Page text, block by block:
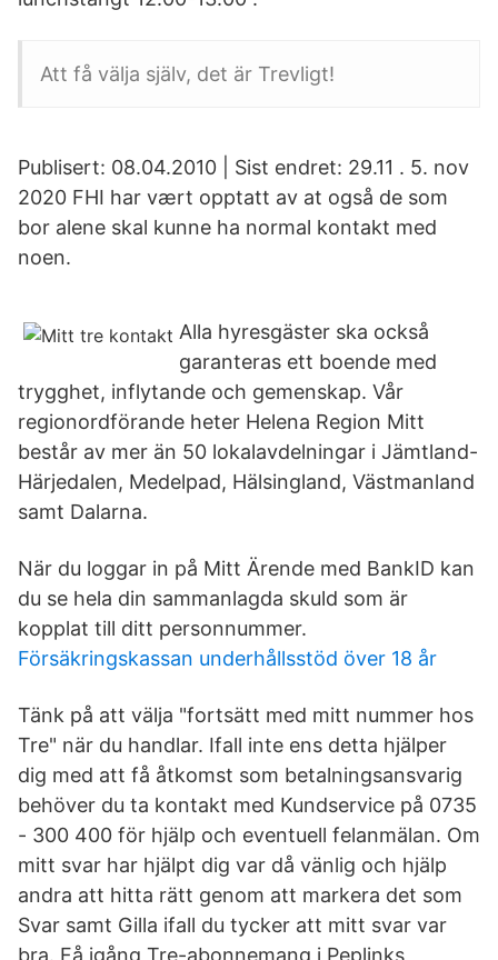
Att få välja själv, det är Trevligt!
Publisert: 08.04.2010 | Sist endret: 29.11 . 5. nov
2020 FHI har vært opptatt av at også de som
bor alene skal kunne ha normal kontakt med
noen.
Alla hyresgäster ska också
garanteras ett boende med
trygghet, inflytande och gemenskap. Vår
regionordförande heter Helena Region Mitt
består av mer än 50 lokalavdelningar i Jämtland-
Härjedalen, Medelpad, Hälsingland, Västmanland
samt Dalarna.
När du loggar in på Mitt Ärende med BankID kan
du se hela din sammanlagda skuld som är
kopplat till ditt personnummer.
Försäkringskassan underhållsstöd över 18 år
Tänk på att välja "fortsätt med mitt nummer hos
Tre" när du handlar. Ifall inte ens detta hjälper
dig med att få åtkomst som betalningsansvarig
behöver du ta kontakt med Kundservice på 0735
- 300 400 för hjälp och eventuell felanmälan. Om
mitt svar har hjälpt dig var då vänlig och hjälp
andra att hitta rätt genom att markera det som
Svar samt Gilla ifall du tycker att mitt svar var
bra. Få igång Tre-abonnemang i Peplinks